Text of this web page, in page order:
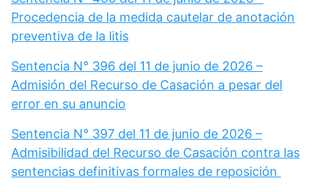
Procedencia de la medida cautelar de anotación
preventiva de la litis
Sentencia N° 396 del 11 de junio de 2026 –
Admisión del Recurso de Casación a pesar del
error en su anuncio
Sentencia N° 397 del 11 de junio de 2026 –
Admisibilidad del Recurso de Casación contra las
sentencias definitivas formales de reposición